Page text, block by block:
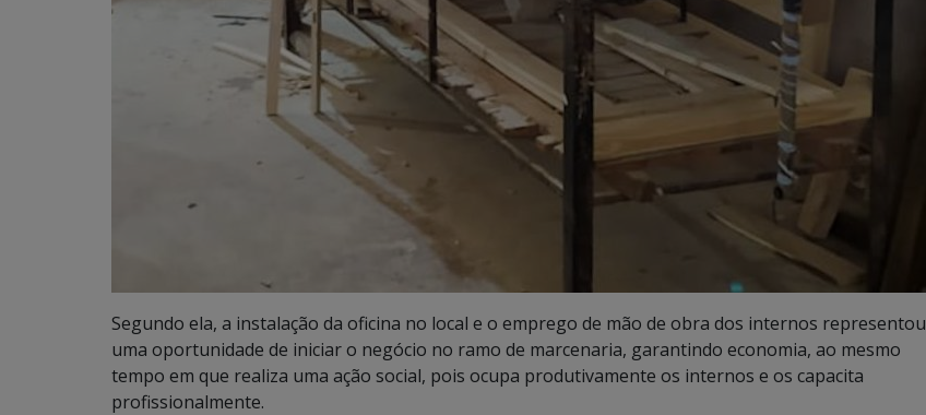
Segundo ela, a instalação da oficina no local e o emprego de mão de obra dos internos representou
uma oportunidade de iniciar o negócio no ramo de marcenaria, garantindo economia, ao mesmo
tempo em que realiza uma ação social, pois ocupa produtivamente os internos e os capacita
profissionalmente.